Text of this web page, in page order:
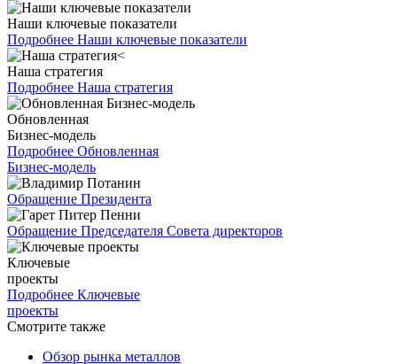
Наши ключевые показатели
Подробнее Наши ключевые показатели
Наша стратегия
Подробнее Наша стратегия
Обновленная
Бизнес-модель
Подробнее Обновленная
Бизнес-модель
Обращение Президента
Обращение Председателя Совета директоров
Ключевые
проекты
Подробнее Ключевые
проекты
Смотрите также
Обзор рынка металлов